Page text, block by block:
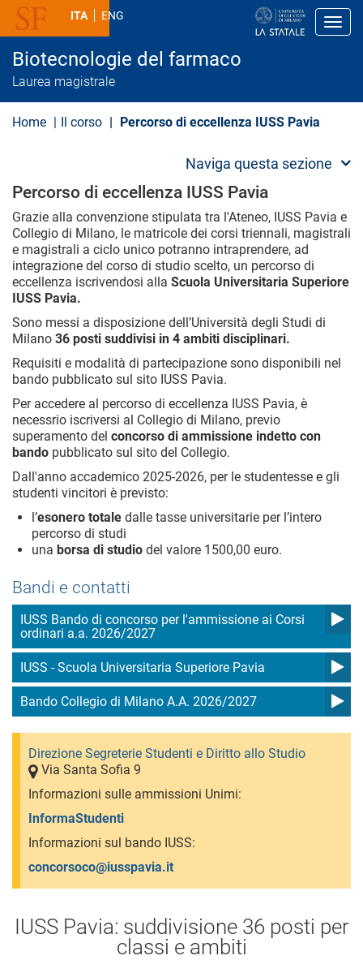
l
c
Biotecnologie del farmaco
Laurea magistrale
ITA ENG
Home Il corso Percorso di eccellenza IUSS Pavia
Naviga questa sezione
Percorso di eccellenza IUSS Pavia
Grazie alla convenzione stipulata tra l'Ateneo, IUSS Pavia e
Collegio di Milano, le matricole dei corsi triennali, magistrali
e magistrali a ciclo unico potranno intraprendere, ad
integrazione del corso di studio scelto, un percorso di
eccellenza iscrivendosi alla Scuola Universitaria Superiore
IUSS Pavia.
Sono messi a disposizione dell’Università degli Studi di
Milano 36 posti suddivisi in 4 ambiti disciplinari.
Requisiti e modalità di partecipazione sono disponibili nel
bando pubblicato sul sito IUSS Pavia.
Per accedere al percorso di eccellenza IUSS Pavia, è
necessrio iscriversi al Collegio di Milano, previo
superamento del concorso di ammissione indetto con
bando pubblicato sul sito del Collegio.
Dall'anno accademico 2025-2026, per le studentesse e gli
studenti vincitori è previsto:
l’esonero totale dalle tasse universitarie per l’intero
percorso di studi
una borsa di studio del valore 1500,00 euro.
Bandi e contatti
IUSS Bando di concorso per l'ammissione ai Corsi
ordinari a.a. 2026/2027
IUSS - Scuola Universitaria Superiore Pavia
Bando Collegio di Milano A.A. 2026/2027
Direzione Segreterie Studenti e Diritto allo Studio
Via Santa Sofia 9
Informazioni sulle ammissioni Unimi:
InformaStudenti
Informazioni sul bando IUSS:
concorsoco@iusspavia.it
IUSS Pavia: suddivisione 36 posti per
classi e ambiti